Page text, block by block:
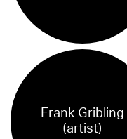
Frank Gribling
(artist)